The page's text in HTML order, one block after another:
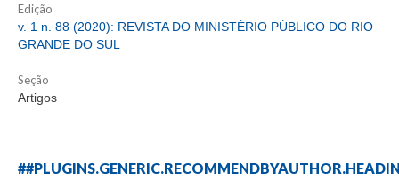
Edição
v. 1 n. 88 (2020): REVISTA DO MINISTÉRIO PÚBLICO DO RIO
GRANDE DO SUL
Seção
Artigos